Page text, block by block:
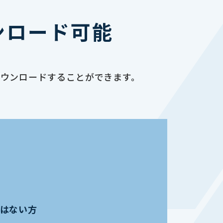
ード可能
ロードすることができます。
ない方